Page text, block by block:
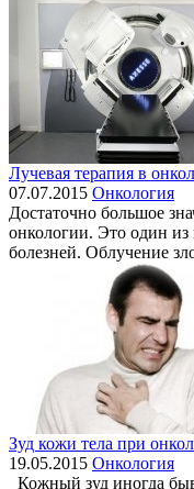
Лучевая терапия в
07.07.2015 Онкология
Достаточно большое
онкологии. Это один из
болезней. Облучение
Зуд кожи тела при
19.05.2015 Онкология
Кожный зуд иногда